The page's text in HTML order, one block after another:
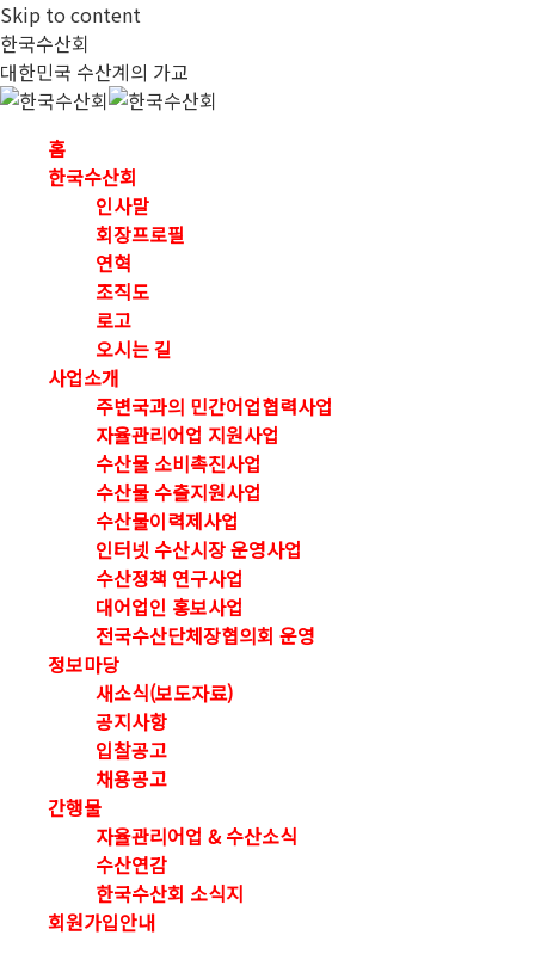
Skip to content
한국수산회
대한민국 수산계의 가교
홈
한국수산회
인사말
회장프로필
연혁
조직도
로고
오시는 길
사업소개
주변국과의 민간어업협력사업
자율관리어업 지원사업
수산물 소비촉진사업
수산물 수출지원사업
수산물이력제사업
인터넷 수산시장 운영사업
수산정책 연구사업
대어업인 홍보사업
전국수산단체장협의회 운영
정보마당
새소식(보도자료)
공지사항
입찰공고
채용공고
간행물
자율관리어업 & 수산소식
수산연감
한국수산회 소식지
회원가입안내